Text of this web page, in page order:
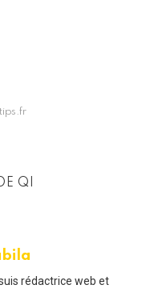
QI
rédactrice web et